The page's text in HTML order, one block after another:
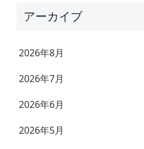
アーカイブ
2026年8月
2026年7月
2026年6月
2026年5月